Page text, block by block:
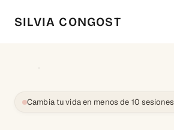
SILVIA CONGOST
Cambia tu vida en menos de 10 sesiones